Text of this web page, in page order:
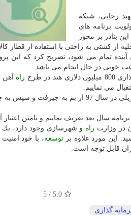
رجایی، شبكه
برنامه های
بنادر بر محور
از كشتی به راحتی با استفاده از قطار
آینده تمام می شود، تصریح كرد كه این
خوبی در حال انجام می باشد.
در طرح
راه آهن
می نماییم.
و شهرسازی خاطرنشان كرد: تولید یك خط ریلی در
برنامه سال بعد تعریف نماییم و تامین
در وزارت راه
این مورد علاوه برتوسعه، با خود
قابل توجه است.
5.0
/ 5
گذاری